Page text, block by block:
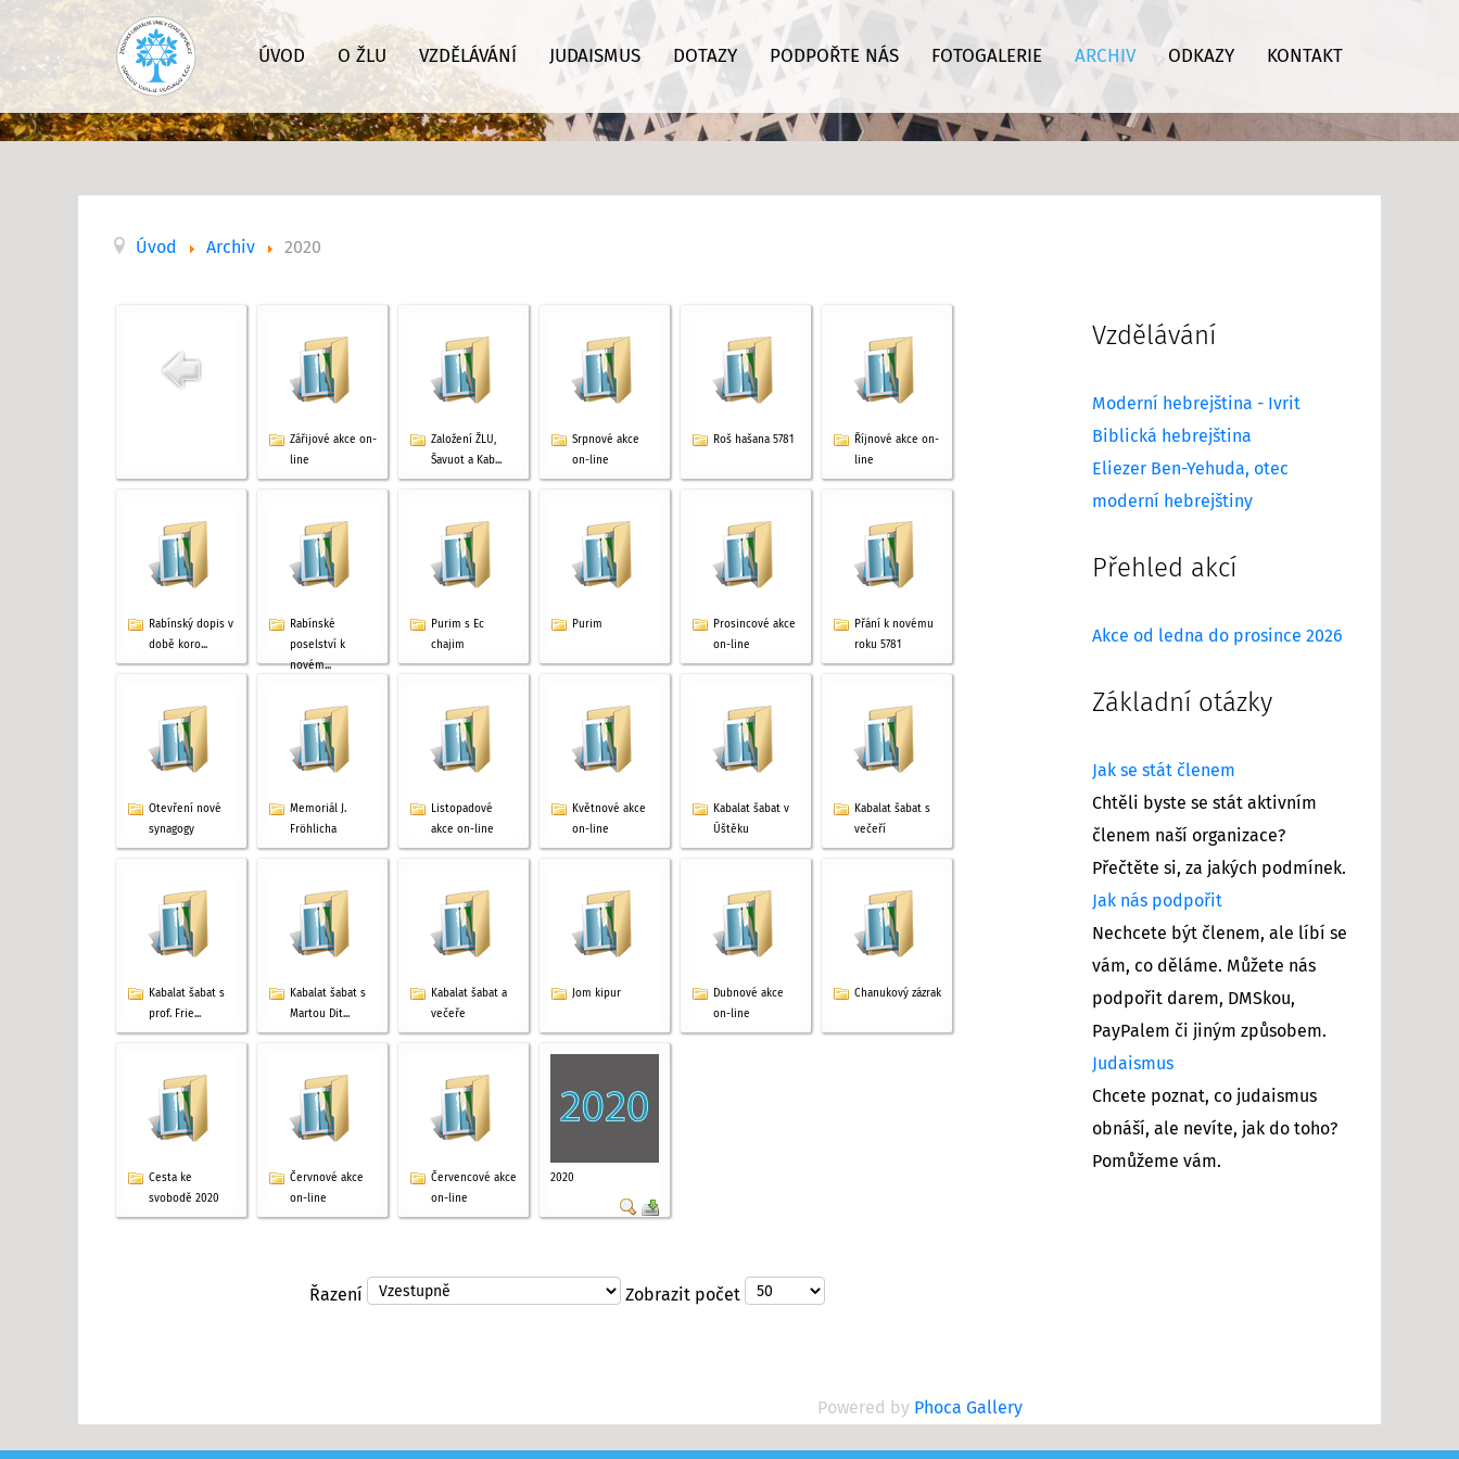
ÚVOD O ŽLU VZDĚLÁVÁNÍ JUDAISMUS DOTAZY PODPOŘTE NÁS FOTOGALERIE ARCHIV ODKAZY KONTAKT
Úvod Archiv 2020
Zářijové akce on-
line
Založení ŽLU,
Šavuot a Kab...
Srpnové akce
on-line
Roš hašana 5781
Říjnové akce on-
line
Rabínský dopis v
době koro...
Rabínské
poselství k
novém...
Purim s Ec
chajim
Purim
Prosincové akce
on-line
Přání k novému
roku 5781
Otevření nové
synagogy
Memoriál J.
Fröhlicha
Listopadové
akce on-line
Květnové akce
on-line
Kabalat šabat v
Úštěku
Kabalat šabat s
večeří
Kabalat šabat s
prof. Frie...
Kabalat šabat s
Martou Dit...
Kabalat šabat a
večeře
Jom kipur
Dubnové akce
on-line
Chanukový zázrak
Cesta ke
svobodě 2020
Červnové akce
on-line
Červencové akce
on-line
2020
Řazení Zobrazit počet
Powered by Phoca Gallery
Vzdělávání
Moderní hebrejština - Ivrit
Biblická hebrejština
Eliezer Ben-Yehuda, otec
moderní hebrejštiny
Přehled akcí
Akce od ledna do prosince 2026
Základní otázky
Jak se stát členem
Chtěli byste se stát aktivním
členem naší organizace?
Přečtěte si, za jakých podmínek.
Jak nás podpořit
Nechcete být členem, ale líbí se
vám, co děláme. Můžete nás
podpořit darem, DMSkou,
PayPalem či jiným způsobem.
Judaismus
Chcete poznat, co judaismus
obnáší, ale nevíte, jak do toho?
Pomůžeme vám.